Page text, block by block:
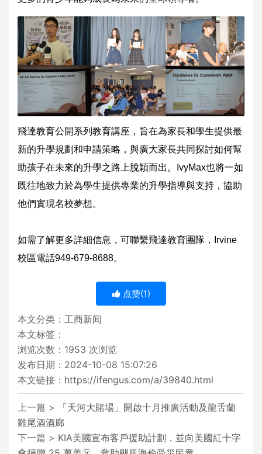
飛達教育公開系列教育講座，旨在為家長和學生提供最
新的升學規劃和申請策略，與廣大家長共同探討如何幫
助孩子在未來的升學之路上脫穎而出。IvyMax也將一如
既往地致力於為學生提供專業的升學指導與支持，協助
他們實現名校夢想。
如需了解更多詳細信息，可聯繫飛達教育團隊，Irvine
校區電話949-679-8688。
点赞(1)
本文分类： 工商新闻
本文标签：
浏览次数： 1953 次浏览
发布日期：2024-10-08 15:07:26
本文链接： https://ifengus.com/a/39840.html
上一篇 >
「天河大賭場」開啟十月推廣活動及龍舌蘭
雞尾酒酒廊
下一篇 > KIA美國宣布客戶援助計劃，並向美國紅十字